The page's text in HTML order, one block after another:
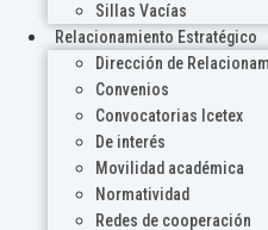
Sillas Vacías
Relacionamiento Estratégico
Dirección de
Convenios
Convocatorias Icetex
De interés
Movilidad académica
Normatividad
Redes de cooperación